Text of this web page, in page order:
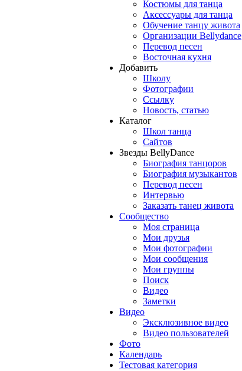
Костюмы для танца
Аксессуары для танца
Обучение танцу живота
Организации Bellydance
Перевод песен
Восточная кухня
Добавить
Школу
Фотографии
Ссылку
Новость, статью
Каталог
Школ танца
Сайтов
Звезды BellyDance
Биография танцоров
Биография музыкантов
Перевод песен
Интервью
Заказать танец живота
Сообщество
Моя страница
Мои друзья
Мои фотографии
Мои сообщения
Мои группы
Поиск
Видео
Заметки
Видео
Эксклюзивное видео
Видео пользователей
Фото
Календарь
Тестовая категория